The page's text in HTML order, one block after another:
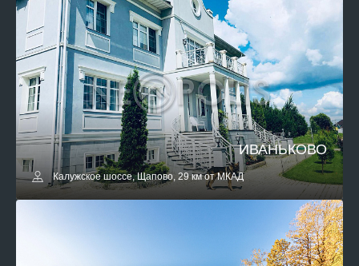
ИВАНЬКОВО
Калужское шоссе, Щапово, 29 км от МКАД